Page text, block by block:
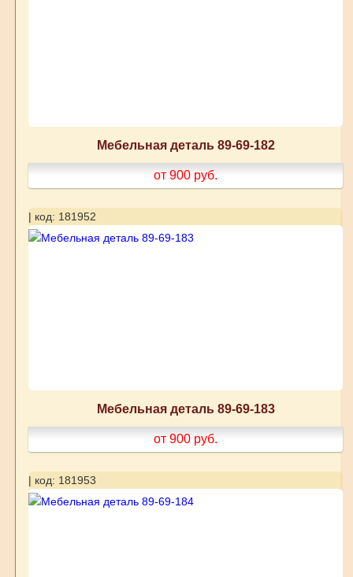
Мебельная деталь 89-69-182
от 900 руб.
| код: 181952
Мебельная деталь 89-69-183
от 900 руб.
| код: 181953